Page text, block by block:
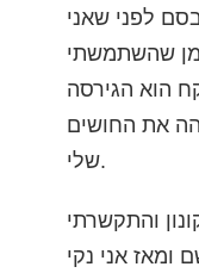
לפני שאני
שהשתמשתי
הוא הגירסה
את החושים
שלי.
והתקשרתי